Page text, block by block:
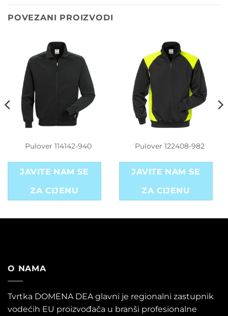
POVEZANI PROIZVODI
Pulover 114142-940
JAVITE NAM SE
ZA CIJENU
Pulover 122408-982
JAVITE NAM SE
ZA CIJENU
O NAMA
Tvrtka DOMENA DEA glavni je regionalni zastupnik
vodećih EU proizvođača u branši profesionalne